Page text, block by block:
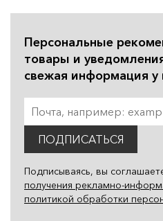
Персональные
товары и
свежая информация у
ПОДПИСАТЬСЯ
Подписываясь, вы
получения рекламно-
политикой обработки